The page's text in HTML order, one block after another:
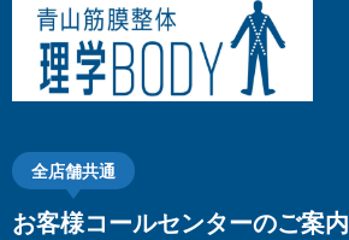
全店舗共通
お客様コールセンターのご案内